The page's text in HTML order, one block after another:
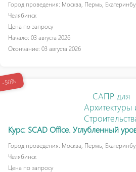
Город проведения: Москва, Пермь,
Челябинск
Цена по запросу
Начало: 03 августа 2026
Окончание: 03 августа 2026
-50%
САПР для
Архитектуры
Курс: SCAD Office. Углубленный
Город проведения: Москва, Пермь,
Челябинск
Цена по запросу